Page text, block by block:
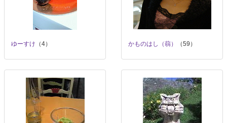
ゆーすけ （4） かものはし（蒻） （59）